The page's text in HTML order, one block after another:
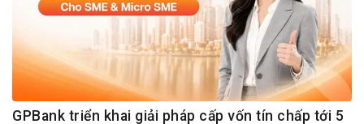
GPBank triển khai giải pháp cấp vốn tín chấp tới 5